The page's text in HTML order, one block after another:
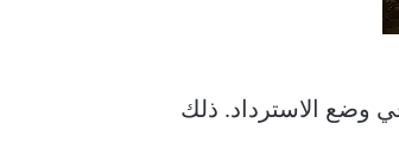
قبل محاولة وضعه في وضع الاسترداد. ذلك